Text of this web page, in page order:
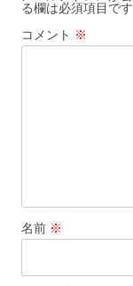
シ
ョ
る欄は必須項目です
コメント ※
名前 ※